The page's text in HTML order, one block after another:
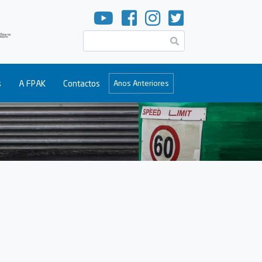
A FPAK Contactos Anos Anteriores